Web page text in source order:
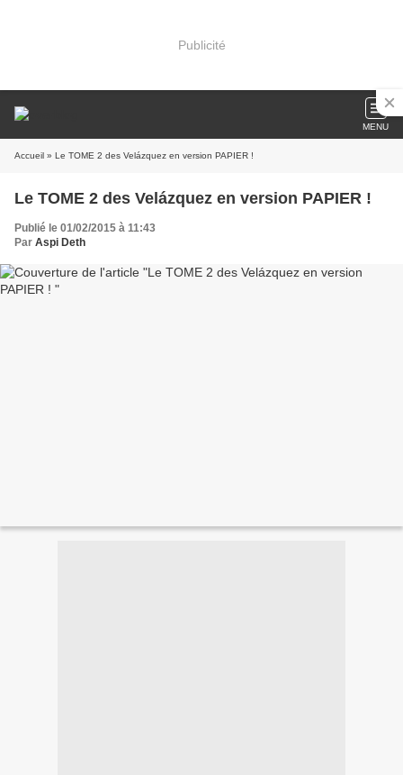
Publicité
MENU
Accueil » Le TOME 2 des Velázquez en version PAPIER !
Le TOME 2 des Velázquez en version PAPIER !
Publié le 01/02/2015 à 11:43
Par Aspi Deth